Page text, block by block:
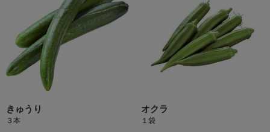
きゅうり
３本
オクラ
１袋